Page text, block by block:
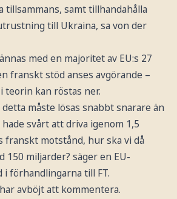
tillsammans, samt tillhandahålla
till Ukraina, sa von der
med en majoritet av EU:s 27
franskt stöd anses avgörande –
teorin kan röstas ner.
måste lösas snabbt snarare än
svårt att driva igenom 1,5
motstånd, hur ska vi då
150 miljarder? säger en EU-
i förhandlingarna till FT.
avböjt att kommentera.